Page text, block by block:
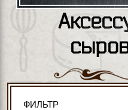
ФИЛЬТР